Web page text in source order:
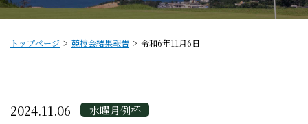
トップページ 競技会結果報告 令和6年11月6日
2024.11.06 水曜月例杯